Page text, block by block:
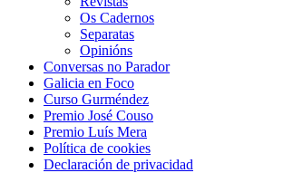
Os Cadernos
Separatas
Opinións
Conversas no Parador
Galicia en Foco
Curso Gurméndez
Premio José Couso
Premio Luís Mera
Política de cookies
Declaración de privacidad